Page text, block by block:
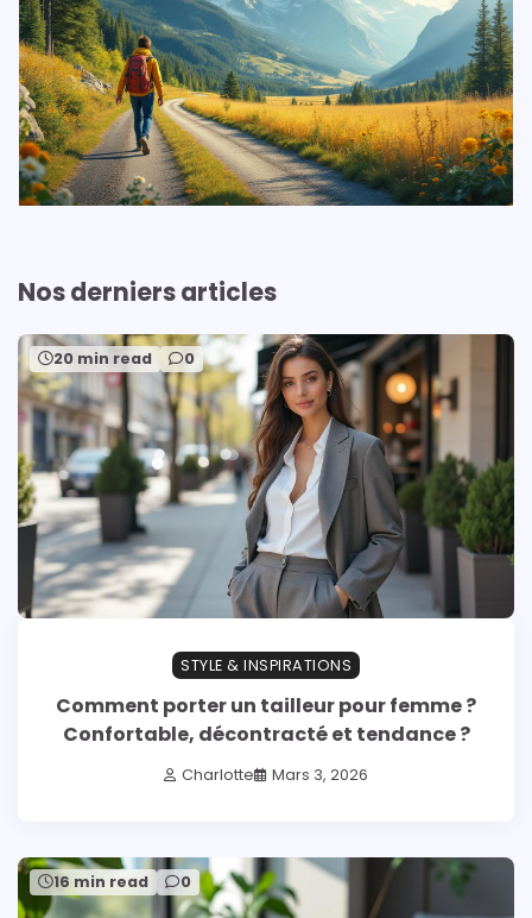
Nos derniers articles
20 min read 0
STYLE & INSPIRATIONS
Comment porter un tailleur pour femme ?
Confortable, décontracté et tendance ?
Charlotte Mars 3, 2026
16 min read 0